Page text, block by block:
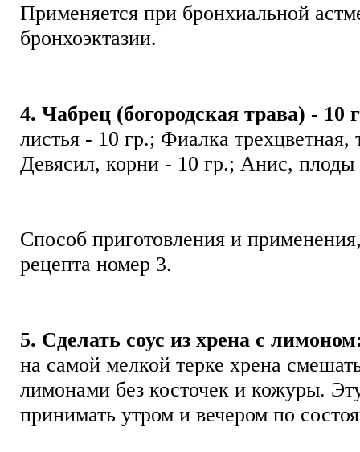
Применяется при бронхиальной
бронхоэктазии.
4. Чабрец (богородская трава) - 10
листья - 10 гр.; Фиалка трехцветная,
Девясил, корни - 10 гр.; Анис,
Способ приготовления и
рецепта номер 3.
5. Сделать соус из хрена с
на самой мелкой терке хрена
лимонами без косточек и кожуры.
принимать утром и вечером по